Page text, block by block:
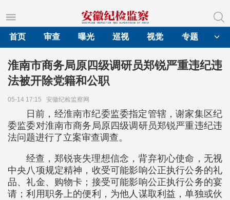
首页
审查 曝光 巡视 视觉 专题
淮南市商务局原四级调研员郑锐严重违纪违
法被开除党籍和公职
05-14 17:15 安徽纪检监察网
日前，经淮南市纪委监委指定管辖，谢家集区纪
委监委对淮南市商务局原四级调研员郑锐严重违纪违
法问题进行了立案审查调查。
经查，郑锐丧失理想信念，背弃初心使命，无视
中央八项规定精神，收受可能影响公正执行公务的礼
品、礼金、购物卡；接受可能影响公正执行公务的宴
请；利用职务上的便利，为他人谋取利益，单独或伙